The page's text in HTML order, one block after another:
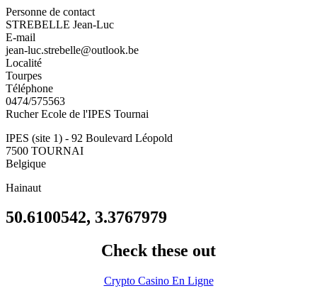
Personne de contact
STREBELLE Jean-Luc
E-mail
jean-luc.strebelle@outlook.be
Localité
Tourpes
Téléphone
0474/575563
Rucher Ecole de l'IPES Tournai
IPES (site 1) - 92 Boulevard Léopold
7500 TOURNAI
Belgique
Hainaut
50.6100542, 3.3767979
Check these out
Crypto Casino En Ligne